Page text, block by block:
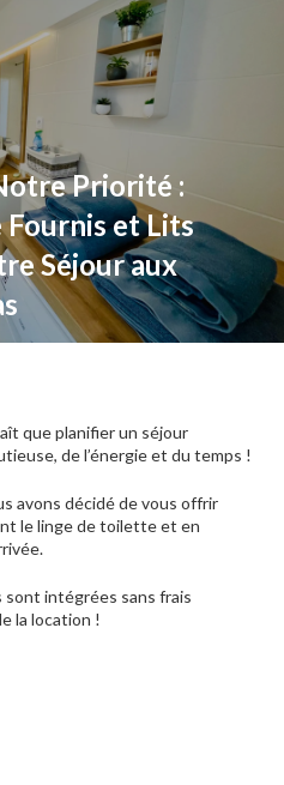
Priorité :
et Lits
Séjour aux
que planifier un séjour
de l’énergie et du temps !
avons décidé de vous offrir
le linge de toilette et en
intégrées sans frais
la location !